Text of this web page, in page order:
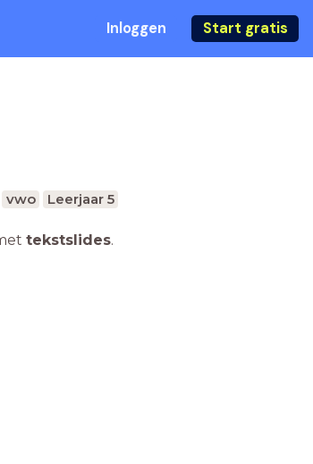
Inloggen Start gratis
vwo Leerjaar 5
tekstslides.